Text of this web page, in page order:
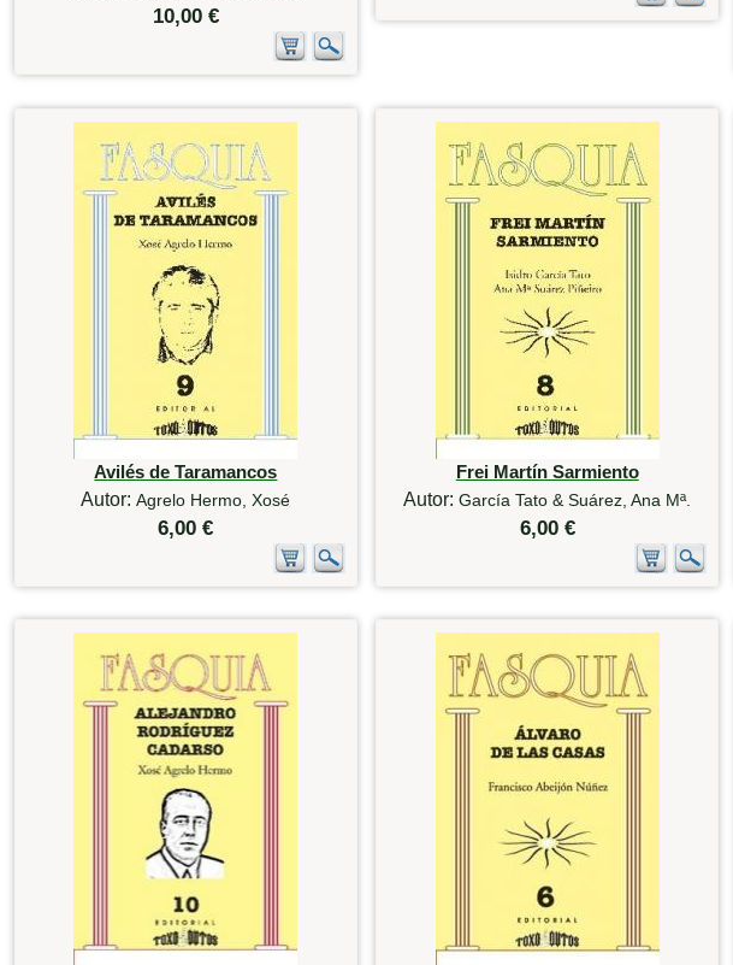
10,00 €
Avilés de Taramancos
Autor:Agrelo Hermo, Xosé
6,00 €
Frei Martín Sarmiento
Autor:García Tato & Suárez, Ana Mª.
6,00 €